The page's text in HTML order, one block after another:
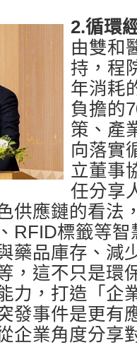
2.循環
由雙和
持，程
年消耗
負擔的
策、產
向落實
立董事
任分享
供應鏈的看法
RFID標籤等
藥品庫存、減
，這不只是環
力，打造「企
發事件是更有
企業角度分享